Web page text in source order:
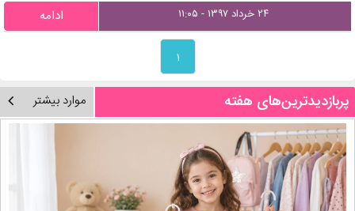
۲۴ خرداد ۱۳۹۷ - ۱۱:۰۵ ادامه
۱
پربازدیدترین‌های هفته موارد بیشتر